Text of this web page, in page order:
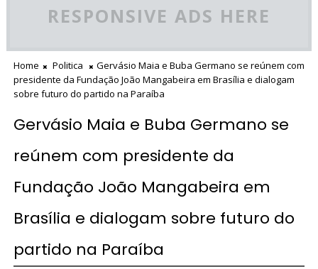
RESPONSIVE ADS HERE
Home Politica
Gervásio Maia e Buba Germano se reúnem com
presidente da Fundação João Mangabeira em Brasília e dialogam
sobre futuro do partido na Paraíba
Gervásio Maia e Buba Germano se
reúnem com presidente da
Fundação João Mangabeira em
Brasília e dialogam sobre futuro do
partido na Paraíba